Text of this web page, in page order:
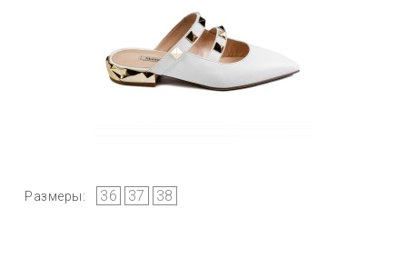
Размеры: 36 37 38